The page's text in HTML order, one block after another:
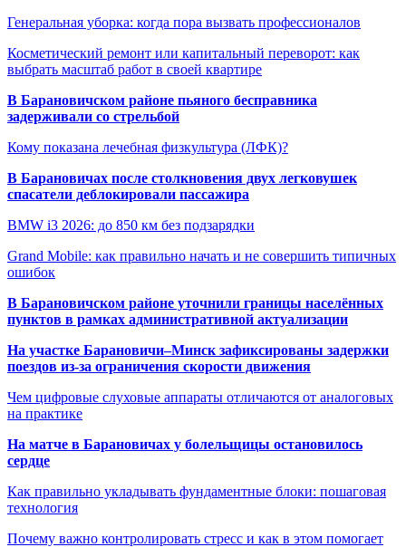
Генеральная уборка: когда пора вызвать профессионалов
Косметический ремонт или капитальный переворот: как
выбрать масштаб работ в своей квартире
В Барановичском районе пьяного бесправника
задерживали со стрельбой
Кому показана лечебная физкультура (ЛФК)?
В Барановичах после столкновения двух легковушек
спасатели деблокировали пассажира
BMW i3 2026: до 850 км без подзарядки
Grand Mobile: как правильно начать и не совершить типичных
ошибок
В Барановичском районе уточнили границы населённых
пунктов в рамках административной актуализации
На участке Барановичи–Минск зафиксированы задержки
поездов из-за ограничения скорости движения
Чем цифровые слуховые аппараты отличаются от аналоговых
на практике
На матче в Барановичах у болельщицы остановилось
сердце
Как правильно укладывать фундаментные блоки: пошаговая
технология
Почему важно контролировать стресс и как в этом помогает